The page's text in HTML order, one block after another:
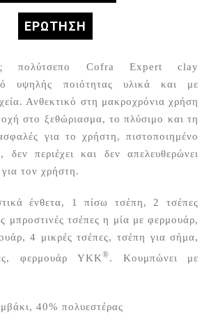
ΕΡΏΤΗΣΗ
πολύτσεπο Cofra Expert clay
υψηλής ποιότητας υλικά και με
Ανθεκτικό στη μακροχρόνια χρήση
στο ξεθώριασμα, το πλύσιμο και τη
για το χρήστη, πιστοποιημένο
περιέχει και δεν απελευθερώνει
για τον χρήστη.
ένθετα, 1 πίσω τσέπη, 2 τσέπες
μπροστινές τσέπες η μία με φερμουάρ,
4 μικρές τσέπες, τσέπη για σήμα,
φερμουάρ YKK®. Κουμπώνει με
40% πολυεστέρας